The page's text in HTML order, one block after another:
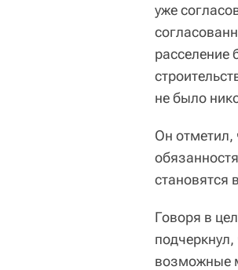
уже
расселение
не было
Он отметил,
становятся
Говоря в
подчеркнул,
возможные